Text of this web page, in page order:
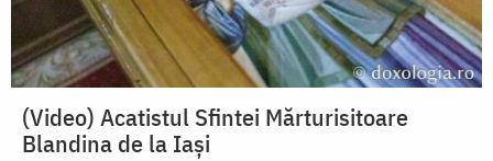
(Video) Acatistul Sfintei Mărturisitoare
Blandina de la Iași